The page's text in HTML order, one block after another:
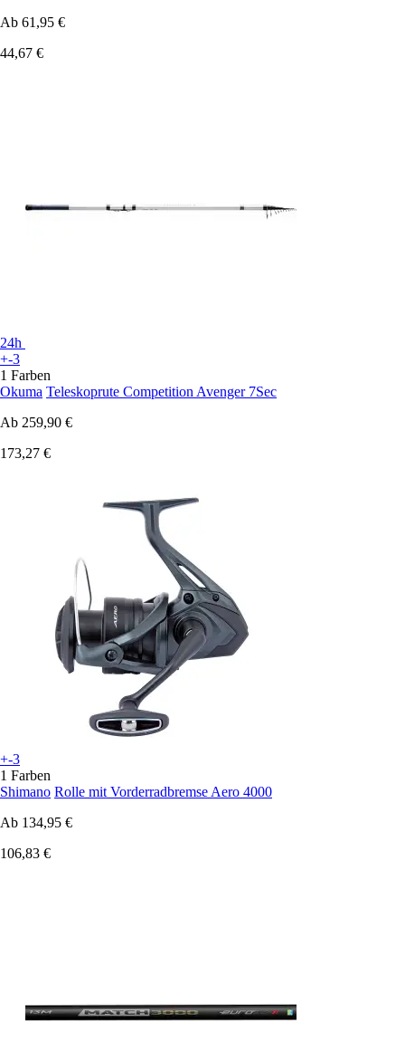
Ab 61,95 €
44,67 €
24h
+-3
1 Farben
Okuma Teleskoprute Competition Avenger 7Sec
Ab 259,90 €
173,27 €
+-3
1 Farben
Shimano Rolle mit Vorderradbremse Aero 4000
Ab 134,95 €
106,83 €